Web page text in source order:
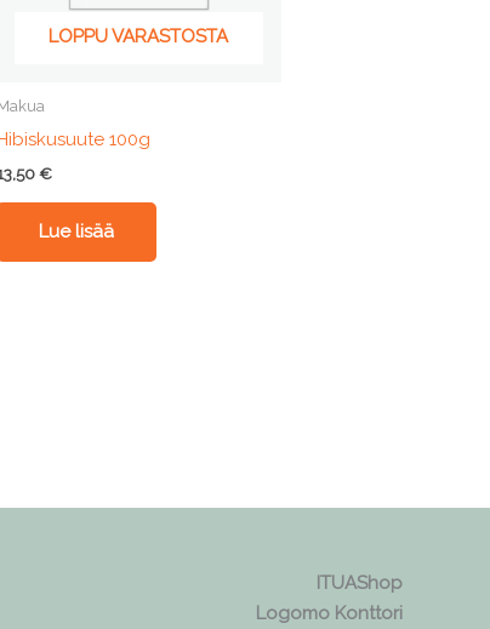
LOPPU VARASTOSTA
100g
€
Lue lisää
ITUAShop
Logomo Konttori